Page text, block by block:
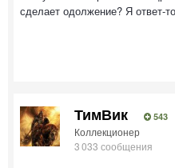
сделает одолжение? Я ответ-
ТимВик 543
Коллекционер
3 033 сообщения